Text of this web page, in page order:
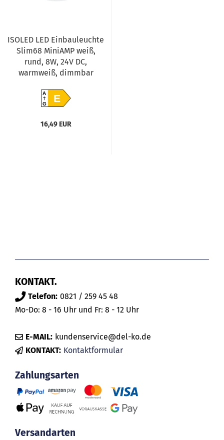
ISOLED LED Einbauleuchte
Slim68 MiniAMP weiß,
rund, 8W, 24V DC,
warmweiß, dimmbar
A
GE
16,49 EUR
KONTAKT.
Telefon: 0821 / 259 45 48
Mo-Do: 8 - 16 Uhr und Fr: 8 - 12 Uhr
E-MAIL: kundenservice@del-ko.de
KONTAKT: Kontaktformular
Zahlungsarten
Versandarten